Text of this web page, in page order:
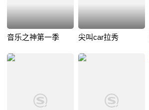
音乐之神第一季 尖叫car拉秀